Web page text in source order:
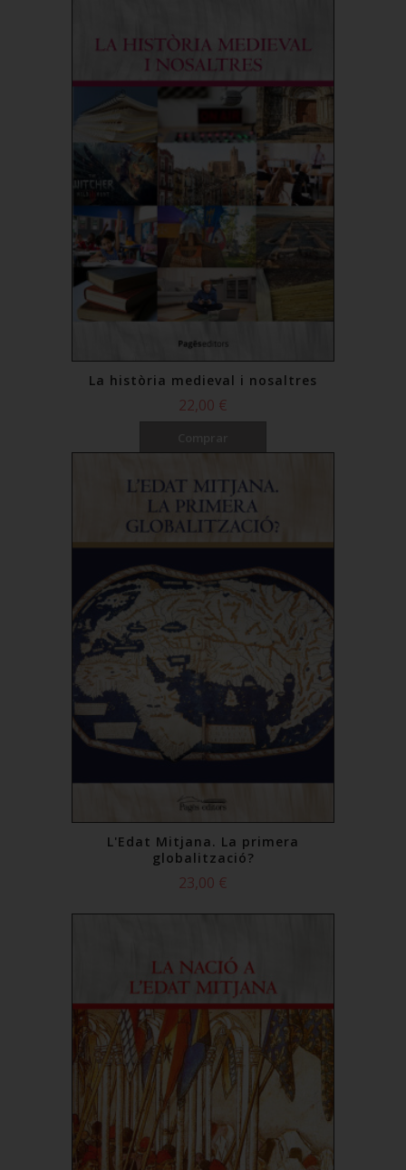
La història medieval i nosaltres
22,00 €
L'Edat Mitjana. La primera
globalització?
23,00 €